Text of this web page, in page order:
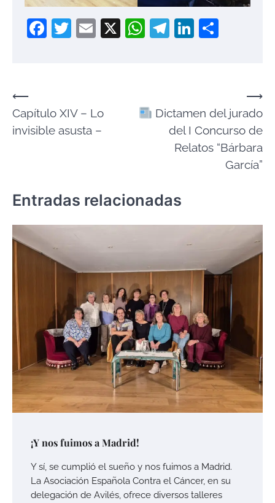
Facebook
Twitter
Email
X WhatsApp
Telegram
LinkedIn
Navegación
de
⟵
Capítulo XIV – Lo
invisible asusta –
Dictamen del jurado
del I Concurso de
Relatos “Bárbara
García”
⟶
Entradas relacionadas
¡Y nos fuimos a Madrid!
Y sí, se cumplió el sueño y nos fuimos a Madrid.
La Asociación Española Contra el Cáncer, en su
delegación de Avilés, ofrece diversos talleres